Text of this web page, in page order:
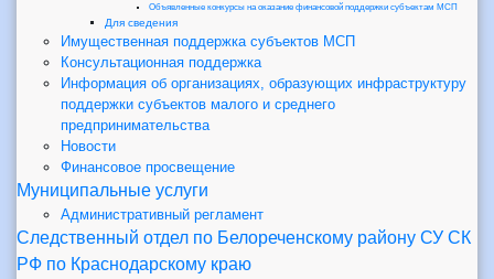
Объявленные конкурсы на оказание финансовой поддержки субъектам МСП
Для сведения
Имущественная поддержка субъектов МСП
Консультационная поддержка
Информация об организациях, образующих инфраструктуру
поддержки субъектов малого и среднего
предпринимательства
Новости
Финансовое просвещение
Муниципальные услуги
Административный регламент
Следственный отдел по Белореченскому району СУ СК
РФ по Краснодарскому краю